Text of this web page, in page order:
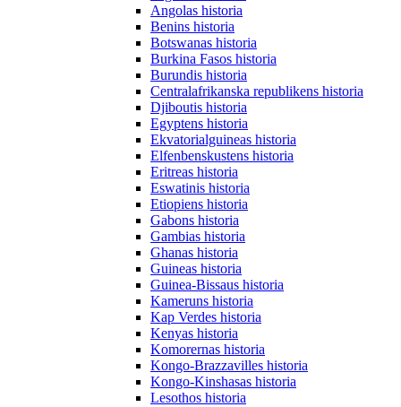
Angolas historia
Benins historia
Botswanas historia
Burkina Fasos historia
Burundis historia
Centralafrikanska republikens historia
Djiboutis historia
Egyptens historia
Ekvatorialguineas historia
Elfenbenskustens historia
Eritreas historia
Eswatinis historia
Etiopiens historia
Gabons historia
Gambias historia
Ghanas historia
Guineas historia
Guinea-Bissaus historia
Kameruns historia
Kap Verdes historia
Kenyas historia
Komorernas historia
Kongo-Brazzavilles historia
Kongo-Kinshasas historia
Lesothos historia